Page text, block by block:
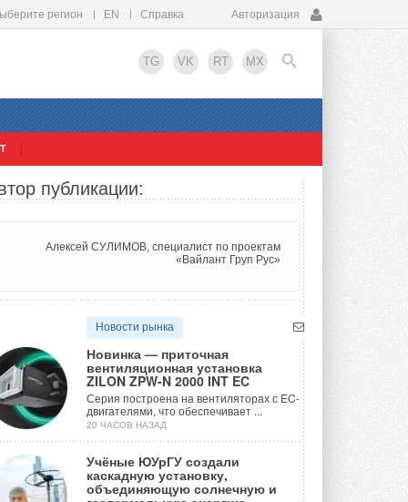
регион EN Справка Авторизация
TG VK RT MX
EN
публикации:
Алексей СУЛИМОВ, специалист по проектам
«Вайлант Груп Рус»
Новости рынка
Новинка — приточная
вентиляционная установка
ZILON ZPW-N 2000 INT EC
Серия построена на вентиляторах с EC-
двигателями, что обеспечивает ...
20 ЧАСОВ НАЗАД
Учёные ЮУрГУ создали
каскадную установку,
объединяющую солнечную и